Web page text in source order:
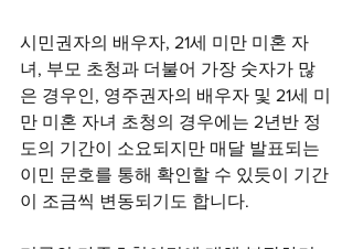
시민권자의 배우자, 21세 미만 미혼 자
녀, 부모 초청과 더불어 가장 숫자가 많
은 경우인, 영주권자의 배우자 및 21세 미
만 미혼 자녀 초청의 경우에는 2년반 정
도의 기간이 소요되지만 매달 발표되는
이민 문호를 통해 확인할 수 있듯이 기간
이 조금씩 변동되기도 합니다.